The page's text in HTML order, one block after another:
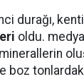
durağı,
oldu.
boz